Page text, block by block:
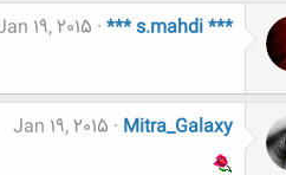
*** s.mahdi ***
19, 2015
Mitra_Galaxy
Jan 19, 2015